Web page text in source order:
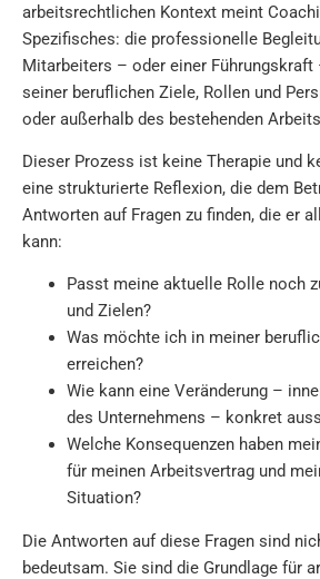
arbeitsrechtlichen Kontext meint
Spezifisches: die professionelle
Mitarbeiters – oder einer Führungskraft
seiner beruflichen Ziele, Rollen und
oder außerhalb des bestehenden
Dieser Prozess ist keine Therapie und
eine strukturierte Reflexion, die dem
Antworten auf Fragen zu finden, die er
kann:
Passt meine aktuelle Rolle noch
und Zielen?
Was möchte ich in meiner
erreichen?
Wie kann eine Veränderung –
des Unternehmens – konkret
Welche Konsequenzen haben
für meinen Arbeitsvertrag und
Situation?
Die Antworten auf diese Fragen sind
bedeutsam. Sie sind die Grundlage für